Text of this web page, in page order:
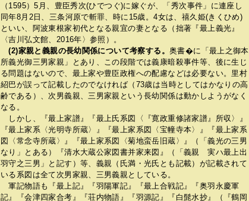
（1595）5月、豊臣秀次(ひでつぐ)に嫁ぐが、「秀次事件」に連座し
同年8月2日、三条河原で斬罪、時に15歳。4女は、禧久姫(きくひめ)
といい、阿波東根家初代となる親宜の妻となる（拙著『最上義光』
〈吉川弘文館、2016年〉参照）。
(2)家親と義親の長幼関係について考察する。 奥書�に「最上之御本
所義光御三男家親」とあり、この段階では義康暗殺事件等、後に生じ
る問題はないので、最上家や豊臣政権への配慮などは必要ない。里村
紹巴が誤って記載したのでなければ（73歳は当時としてはかなりの高
齢である）、次男義親、三男家親という長幼関係は動かしようがなく
なる。
しかし、『最上家譜』『最上氏系図〈『寛政重修諸家譜』所収〉』
『最上家系〈光明寺所蔵〉』『最上家系図〈宝幢寺本〉』『最上家系
図〈常念寺所蔵〉』『最上家系図〈菊地蛮岳旧蔵〉』（「義光の三男
なり」とある）『清水大蔵公家図書并家来図』（「義親 実ハ最上出
羽守之三男」と記す）等、義親（氏満・光氏とも記載）が記載されて
いる系図は全て次男家親、三男義親としている。
軍記物語も『最上記』『羽陽軍記』『最上合戦記』『奥羽永慶軍
記』『会津四家合考』『荘内物語』『羽源記』『白髭水抄』（『鶴岡